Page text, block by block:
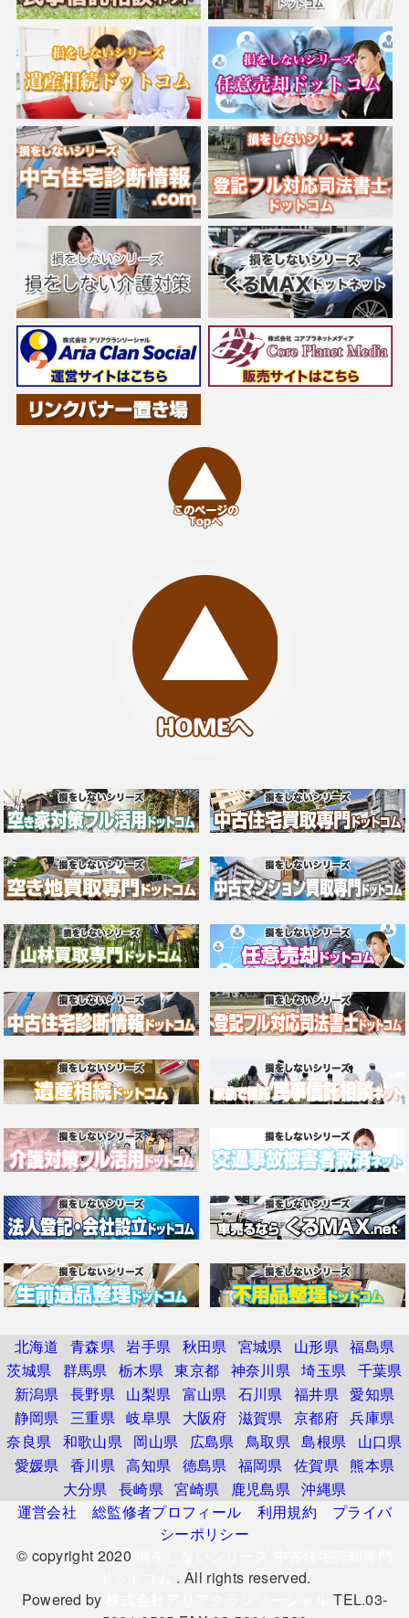
北海道 青森県 岩手県 秋田県 宮城県 山形県 福島県
茨城県 群馬県 栃木県 東京都 神奈川県 埼玉県 千葉県
新潟県 長野県 山梨県 富山県 石川県 福井県 愛知県
静岡県 三重県 岐阜県 大阪府 滋賀県 京都府 兵庫県
奈良県 和歌山県 岡山県 広島県 鳥取県 島根県
山口県
愛媛県 香川県 高知県 徳島県 福岡県 佐賀県 熊本県
大分県 長崎県 宮崎県 鹿児島県 沖縄県
運営会社
総監修者プロフィール 利用規約
プライバ
シーポリシー
© copyright 2020
. All rights reserved.
Powered by
TEL.03-